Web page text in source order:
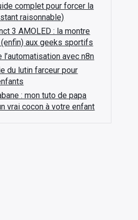
complet pour forcer la
raisonnable)
3 AMOLED : la montre
aux geeks sportifs
avec n8n
du lutin farceur pour
: mon tuto de papa
vrai cocon à votre enfant